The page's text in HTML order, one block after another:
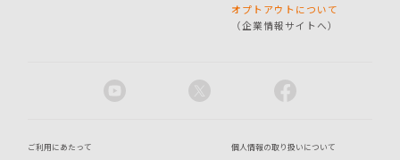
オプトアウトについて
（企業情報サイトへ）
ご利用にあたって 個人情報の取り扱いについて